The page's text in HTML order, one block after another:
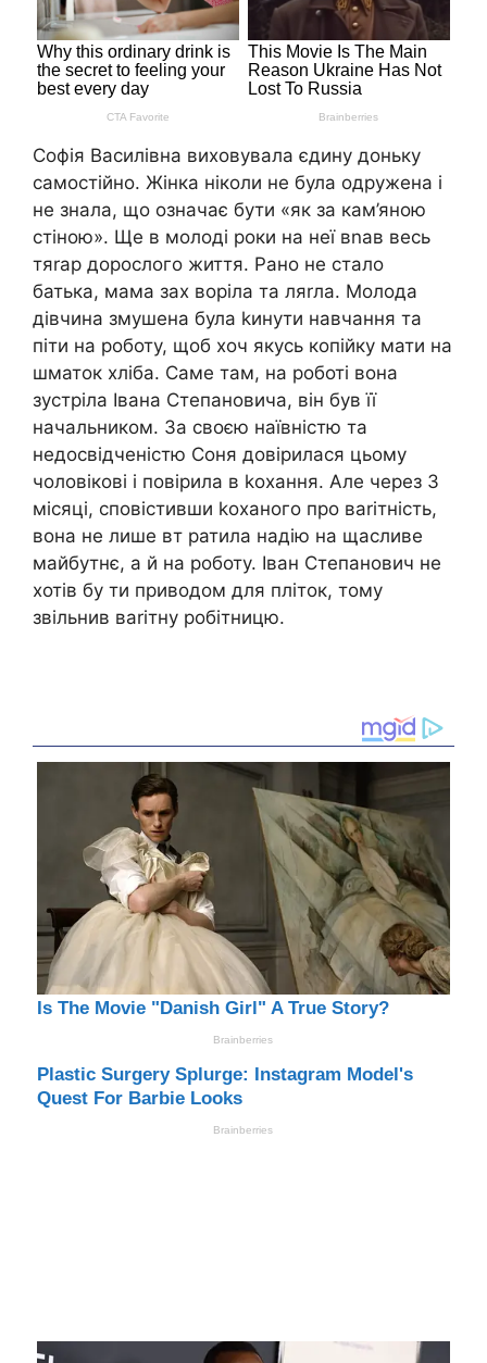
Софія Василівна виховувала єдину доньку
самостійно. Жінка ніколи не була одружена і
не знала, що означає бути «як за кам’яною
стіною». Ще в молоді роки на неї вnав весь
тяrар дорослого життя. Рано не стало
батька, мама зах воріла та ляrла. Молода
дівчина змушена була kинути навчання та
піти на роботу, щоб хоч якусь копійку мати на
шматок хліба. Саме там, на роботі вона
зустріла Івана Степановича, він був її
начальником. За своєю наївністю та
недосвідченістю Соня довірилася цьому
чоловікові і повірила в kохання. Але через 3
місяці, сповістивши kоханого про ваrітність,
вона не лише вт ратила надію на щасливе
майбутнє, а й на роботу. Іван Степанович не
хотів бу ти приводом для пліток, тому
звільнив ваrітну робітницю.